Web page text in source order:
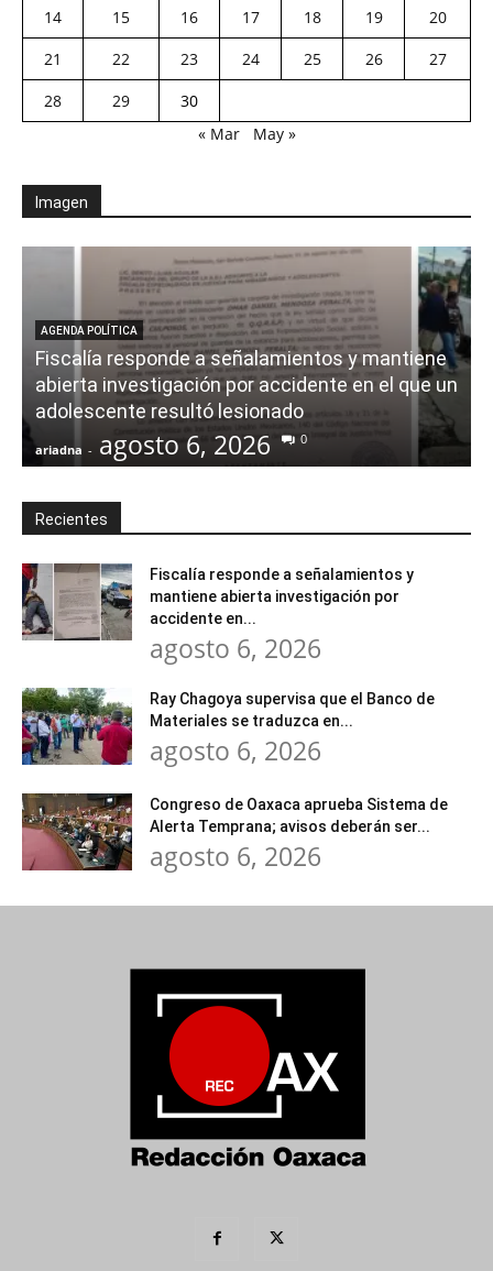
14
15 16 17 18 19
20
21
22 23 24 25 26
27
28
29
30
« Mar
May »
Imagen
AGENDA POLÍTICA
Fiscalía responde a señalamientos y mantiene
abierta investigación por accidente en el que un
adolescente resultó lesionado
ariadna - agosto 6, 2026 0
Recientes
Fiscalía responde a señalamientos y
mantiene abierta investigación por
accidente en...
agosto 6, 2026
Ray Chagoya supervisa que el Banco de
Materiales se traduzca en...
agosto 6, 2026
Congreso de Oaxaca aprueba Sistema de
Alerta Temprana; avisos deberán ser...
agosto 6, 2026